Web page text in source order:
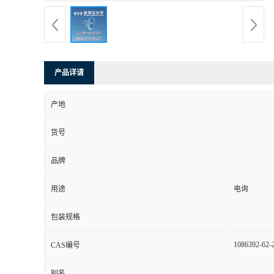
产品详请
产地
货号
品牌
用途 电询
包装规格
CAS编号 1086392-62-